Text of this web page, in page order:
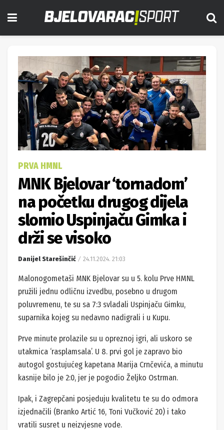
PRVA HMNL
MNK Bjelovar ‘tornadom’
na početku drugog dijela
slomio Uspinjaču Gimka i
drži se visoko
Danijel Starešinčić 24.11.2024. 21:03
Malonogometaši MNK Bjelovar su u 5. kolu Prve HMNL
pružili jednu odličnu izvedbu, posebno u drugom
poluvremenu, te su sa 7:3 svladali Uspinjaču Gimku,
suparnika kojeg su nedavno nadigrali i u Kupu.
Prve minute prolazile su u opreznoj igri, ali uskoro se
utakmica ‘rasplamsala’. U 8. prvi gol je zapravo bio
autogol gostujućeg kapetana Marija Crnčevića, a minutu
kasnije bilo je 2:0, jer je pogodio Željko Ostrman.
Ipak, i Zagrepčani posjeduju kvalitetu te su do odmora
izjednačili (Branko Artić 16, Toni Vučković 20) i tako
vratili susret u neizvjesne vode.